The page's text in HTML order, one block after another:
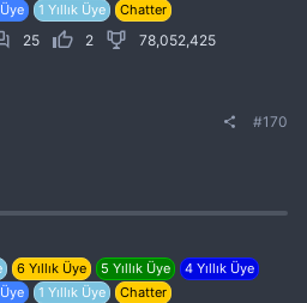
1 Yıllık Üye Chatter
25 2
78,052,425
#170
6 Yıllık Üye 5 Yıllık Üye
4 Yıllık Üye
1 Yıllık Üye Chatter